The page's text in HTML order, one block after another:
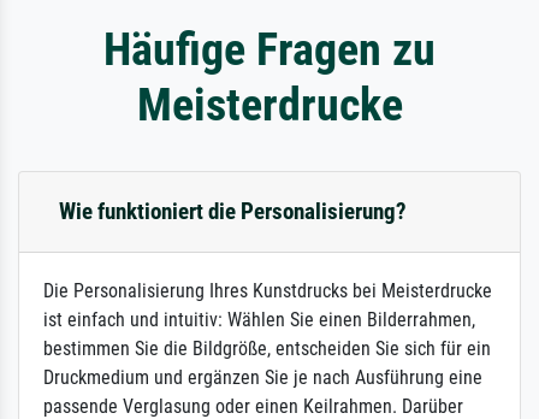
Häufige Fragen zu
Meisterdrucke
Wie funktioniert die Personalisierung?
Die Personalisierung Ihres Kunstdrucks bei Meisterdrucke
ist einfach und intuitiv: Wählen Sie einen Bilderrahmen,
bestimmen Sie die Bildgröße, entscheiden Sie sich für ein
Druckmedium und ergänzen Sie je nach Ausführung eine
passende Verglasung oder einen Keilrahmen. Darüber